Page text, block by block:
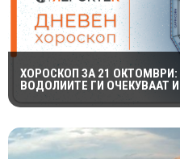
ХОРОСКОП ЗА 21
ВОДОЛИИТЕ ГИ ОЧЕКУВААТ